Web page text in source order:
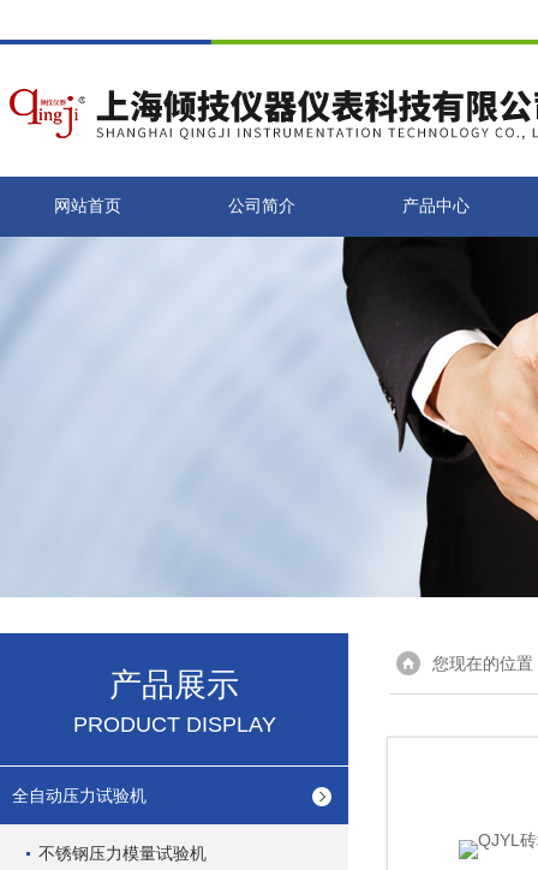
网站首页 公司简介 产品中心
产品展示
PRODUCT DISPLAY
全自动压力试验机
不锈钢压力模量试验机
您现在的位置